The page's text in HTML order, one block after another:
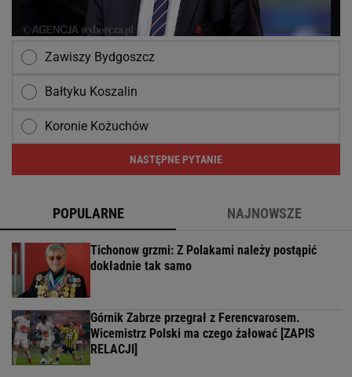
Zawiszy Bydgoszcz
Bałtyku Koszalin
Koronie Kożuchów
NASTĘPNE PYTANIE
POPULARNE NAJNOWSZE
Tichonow grzmi: Z Polakami należy postąpić
dokładnie tak samo
Górnik Zabrze przegrał z Ferencvarosem.
Wicemistrz Polski ma czego żałować [ZAPIS
RELACJI]